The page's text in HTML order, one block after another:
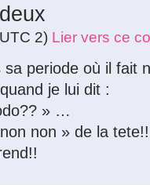
2) Lier vers ce
periode où il fait
je lui dit :
» …
non » de la